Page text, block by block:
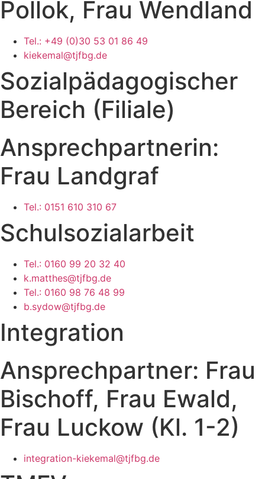
Pollok, Frau Wendland
Tel.: +49 (0)30 53 01 86 49
kiekemal@tjfbg.de
Sozialpädagogischer
Bereich (Filiale)
Ansprechpartnerin:
Frau Landgraf
Tel.: 0151 610 310 67
Schulsozialarbeit
Tel.: 0160 99 20 32 40
k.matthes@tjfbg.de
Tel.: 0160 98 76 48 99
b.sydow@tjfbg.de
Integration
Ansprechpartner: Frau
Bischoff, Frau Ewald,
Frau Luckow (Kl. 1-2)
integration-kiekemal@tjfbg.de